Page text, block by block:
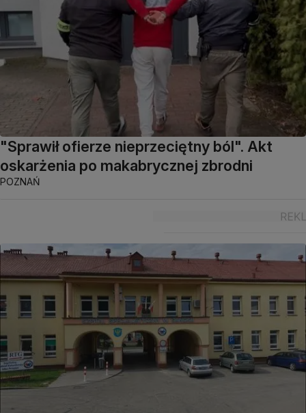
"Sprawił ofierze nieprzeciętny ból". Akt
oskarżenia po makabrycznej zbrodni
POZNAŃ